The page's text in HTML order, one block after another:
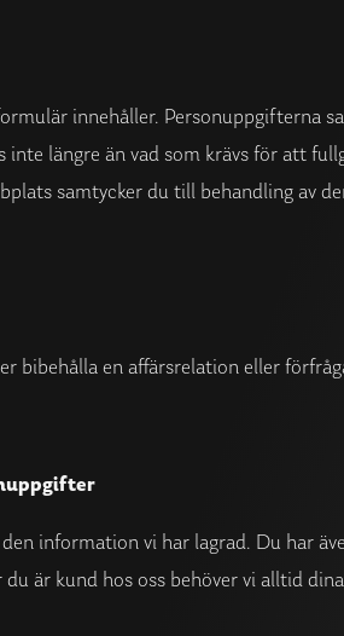
innehåller. Personuppgifterna
längre än vad som krävs för att
samtycker du till behandling av
bibehålla en affärsrelation eller
information vi har lagrad. Du har
är kund hos oss behöver vi alltid